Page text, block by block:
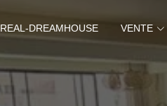
REAL-DREAMHOUSE VENTE